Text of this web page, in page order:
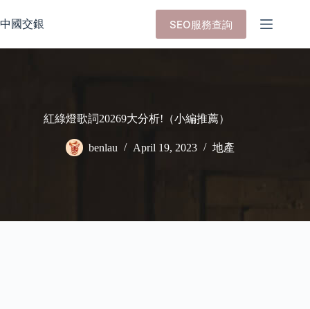
to
content
中國交銀 SEO服務查詢
紅綠燈歌詞20269大分析!（小編推薦）
benlau April 19, 2023 地產